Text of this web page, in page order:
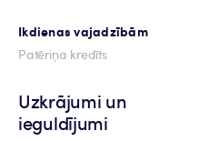
Ikdienas vajadzībām
Patēriņa kredīts
Uzkrājumi un
ieguldījumi